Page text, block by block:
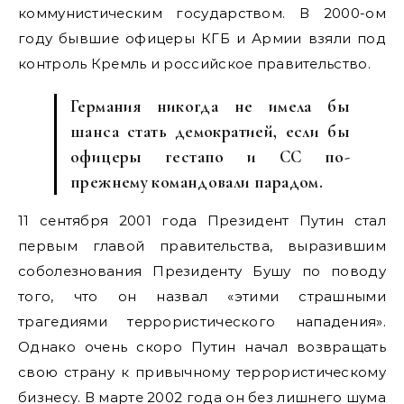
коммунистическим государством. В 2000-ом
году бывшие офицеры КГБ и Армии взяли под
контроль Кремль и российское правительство.
Германия никогда не имела бы
шанса стать демократией, если бы
офицеры гестапо и СС по-
прежнему командовали парадом.
11 сентября 2001 года Президент Путин стал
первым главой правительства, выразившим
соболезнования Президенту Бушу по поводу
того, что он назвал «этими страшными
трагедиями террористического нападения».
Однако очень скоро Путин начал возвращать
свою страну к привычному террористическому
бизнесу. В марте 2002 года он без лишнего шума